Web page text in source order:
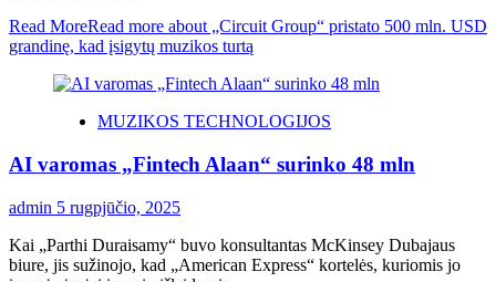
Read MoreRead more about „Circuit Group“ pristato 500 mln. USD
grandinę, kad įsigytų muzikos turtą
MUZIKOS TECHNOLOGIJOS
AI varomas „Fintech Alaan“ surinko 48 mln
admin 5 rugpjūčio, 2025
Kai „Parthi Duraisamy“ buvo konsultantas McKinsey Dubajaus
biure, jis sužinojo, kad „American Express“ kortelės, kuriomis jo